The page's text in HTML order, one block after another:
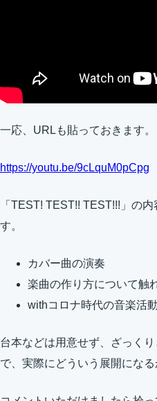
一応、URLも貼っておきます。
https://youtu.be/9cLquM0pCpg
「TEST! TEST!! TEST!!!」の
す。
カバー曲の演奏
楽曲の作り方について触
withコロナ時代の音楽活
台本などは用意せず、ざっく
で、実際にどういう展開になる